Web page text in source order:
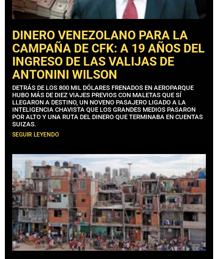
DINERO VENEZOLANO PARA LA
CAMPAÑA DE CFK: A 19 AÑOS DEL
INGRESO DE LAS VALIJAS DE
ANTONINI WILSON
DETRÁS DE LOS 800 MIL DÓLARES FRENADOS EN AEROPARQUE
HUBO MÁS DE DIEZ VIAJES PREVIOS CON MALETAS QUE SÍ
LLEGARON A DESTINO, UN NOVENO PASAJERO LIGADO A LA
INTELIGENCIA CHAVISTA QUE LOS GRANDES MEDIOS PASARON
POR ALTO Y UNA RUTA DEL DINERO QUE TERMINABA EN CUENTAS
SUIZAS.
SEGUIR LEYENDO